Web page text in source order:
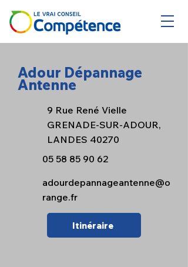
Adour Dépannage
Antenne
9 Rue René Vielle
GRENADE-SUR-ADOUR,
LANDES 40270
05 58 85 90 62
adourdepannageantenne@o
range.fr
Itinéraire